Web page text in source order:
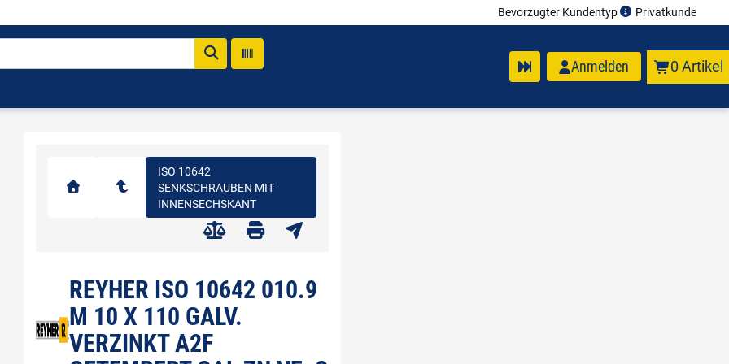
Bevorzugter Kundentyp Privatkunde
Anmelden 0 Artikel
ISO 10642
SENKSCHRAUBEN MIT
INNENSECHSKANT
REYHER ISO 10642 010.9
M 10 X 110 GALV.
VERZINKT A2F